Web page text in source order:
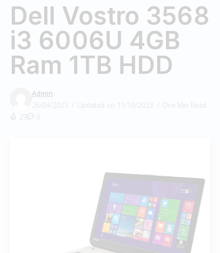
Dell Vostro 3568
i3 6006U 4GB
Ram 1TB HDD
Admin
26/04/2023
Updated on 11/10/2023
One Min Read
29
0